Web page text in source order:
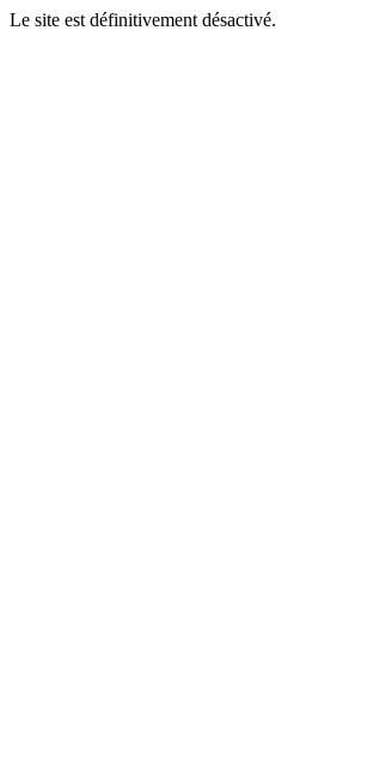
Le site est définitivement désactivé.